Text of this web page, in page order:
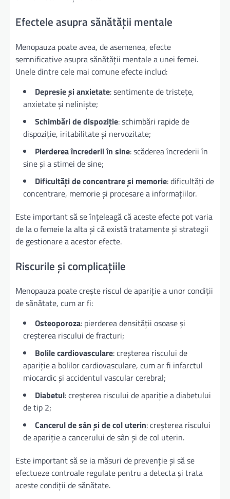
Efectele asupra sănătății mentale
Menopauza poate avea, de asemenea, efecte
semnificative asupra sănătății mentale a unei femei.
Unele dintre cele mai comune efecte includ:
Depresie și anxietate: sentimente de tristețe,
anxietate și neliniște;
Schimbări de dispoziție: schimbări rapide de
dispoziție, iritabilitate și nervozitate;
Pierderea încrederii în sine: scăderea încrederii în
sine și a stimei de sine;
Dificultăți de concentrare și memorie: dificultăți de
concentrare, memorie și procesare a informațiilor.
Este important să se înțeleagă că aceste efecte pot varia
de la o femeie la alta și că există tratamente și strategii
de gestionare a acestor efecte.
Riscurile și complicațiile
Menopauza poate crește riscul de apariție a unor condiții
de sănătate, cum ar fi:
Osteoporoza: pierderea densității osoase și
creșterea riscului de fracturi;
Bolile cardiovasculare: creșterea riscului de
apariție a bolilor cardiovasculare, cum ar fi infarctul
miocardic și accidentul vascular cerebral;
Diabetul: creșterea riscului de apariție a diabetului
de tip 2;
Cancerul de sân și de col uterin: creșterea riscului
de apariție a cancerului de sân și de col uterin.
Este important să se ia măsuri de prevenție și să se
efectueze controale regulate pentru a detecta și trata
aceste condiții de sănătate.